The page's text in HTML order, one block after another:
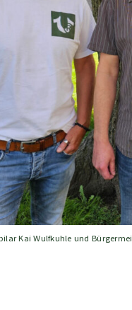
Kai Wulfkuhle und